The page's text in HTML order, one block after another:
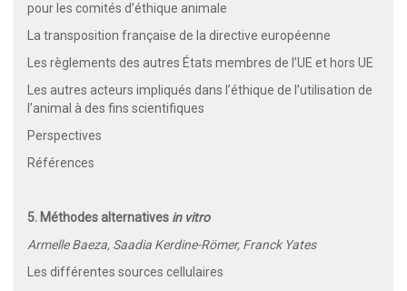
pour les comités d’éthique animale
La transposition française de la directive européenne
Les règlements des autres États membres de l’UE et hors UE
Les autres acteurs impliqués dans l’éthique de l’utilisation de
l’animal à des fins scientifiques
Perspectives
Références
5. Méthodes alternatives in vitro
Armelle Baeza, Saadia Kerdine-Römer, Franck Yates
Les différentes sources cellulaires